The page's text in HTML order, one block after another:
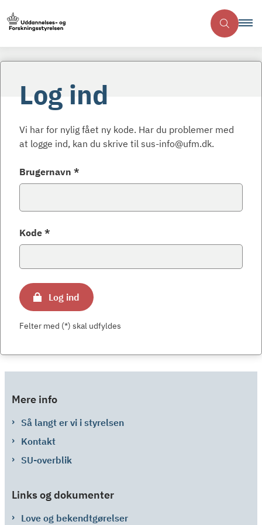
Log ind
Vi har for nylig fået ny kode. Har du problemer med
at logge ind, kan du skrive til sus-info@ufm.dk.
Brugernavn *
Kode *
Log ind
Felter med (*) skal udfyldes
Mere info
Så langt er vi i styrelsen
Kontakt
SU-overblik
Links og dokumenter
Love og bekendtgørelser